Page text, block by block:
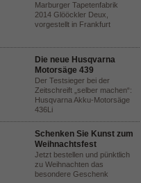
Marburger Tapetenfabrik
2014 Glööckler Deux,
vorgestellt in Frankfurt
Die neue Husqvarna
Motorsäge 439
Der Testsieger bei der
Zeitschreift „selber machen“:
Husqvarna Akku-Motorsäge
436Li
Schenken Sie Kunst zum
Weihnachtsfest
Jetzt bestellen und pünktlich
zu Weihnachten das
besondere Geschenk